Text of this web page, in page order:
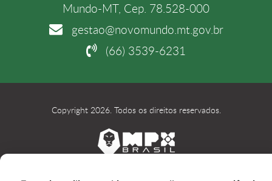
Mundo-MT, Cep. 78.528-000
gestao@novomundo.mt.gov.br
(66) 3539-6231
Copyright 2026. Todos os direitos reservados.